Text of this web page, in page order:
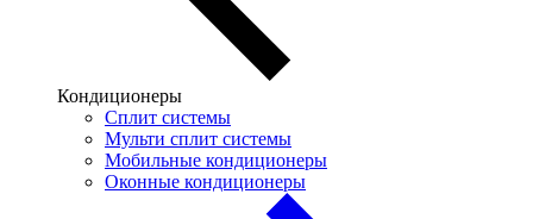
Кондиционеры
Сплит системы
Мульти сплит системы
Мобильные кондиционеры
Оконные кондиционеры